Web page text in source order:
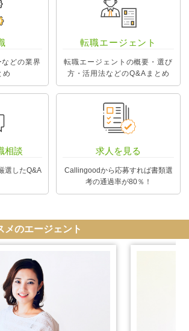
などの業界
め
転職エージェント
転職エージェントの概要・選び
方・活用法などのQ&Aまとめ
相談
選したQ&A
求人を見る
Callingoodから応募すれば書類選
考の通過率が80％！
メのエージェント